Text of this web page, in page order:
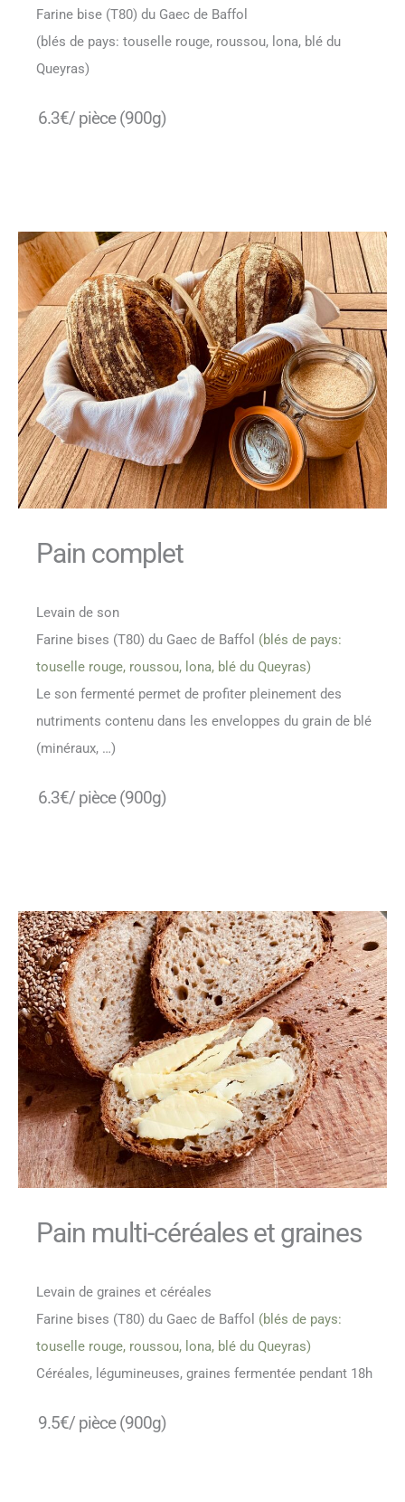
Farine bise (T80) du Gaec de Baffol
(blés de pays: touselle rouge, roussou, lona, blé du
Queyras)
6.3€/ pièce (900g)
Pain complet
Levain de son
Farine bises (T80) du Gaec de Baffol (blés de pays:
touselle rouge, roussou, lona, blé du Queyras)
Le son fermenté permet de profiter pleinement des
nutriments contenu dans les enveloppes du grain de blé
(minéraux, …)
6.3€/ pièce (900g)
Pain multi-céréales et graines
Levain de graines et céréales
Farine bises (T80) du Gaec de Baffol (blés de pays:
touselle rouge, roussou, lona, blé du Queyras)
Céréales, légumineuses, graines fermentée pendant 18h
9.5€/ pièce (900g)